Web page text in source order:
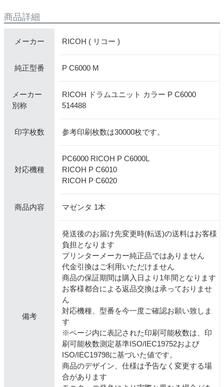
商品詳細
メーカー RICOH ( リコー )
純正型番 P C6000 M
メーカー
別称
RICOH ドラムユニット カラー P C6000
514488
印字枚数 参考印刷枚数は30000枚です。
対応機種
PC6000 RICOH P C6000L
RICOH P C6010
RICOH P C6020
商品内容 マゼンタ 1本
備考
発送後のお届け先変更時(転送)の送料はお客様
負担となります
プリンターメーカー純正品ではありません
代金引換はご利用いただけません
商品の保証期間は購入日より1年間となります
お客様都合による返品交換は承っておりませ
ん
対応機種、型番を今一度ご確認お願い致しま
す
※ページ内に表記された印刷可能枚数は、印
刷可能枚数測定基準ISO/IEC19752および
ISO/IEC19798に基づいた値です。
商品のデザイン、仕様は予告なく変更する場
合があります